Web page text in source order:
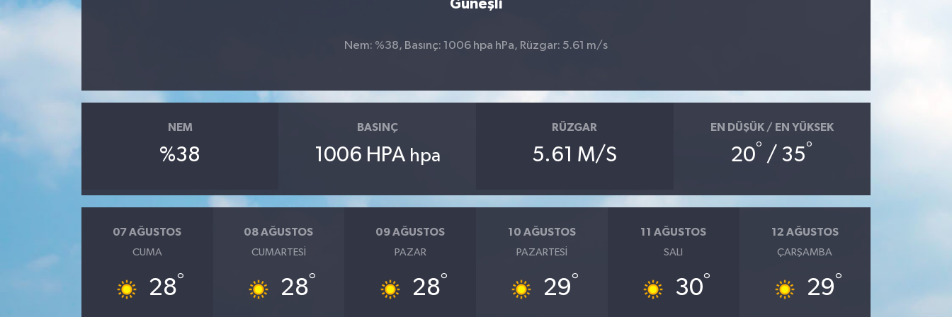
Güneşli
Nem: %38, Basınç: 1006 hpa hPa, Rüzgar: 5.61 m/s
NEM
%38
BASINÇ
1006 HPA hpa
RÜZGAR
5.61 M/S
EN DÜŞÜK / EN YÜKSEK
20° / 35°
07 AĞUSTOS
CUMA
28°
08 AĞUSTOS
CUMARTESI
28°
09 AĞUSTOS
PAZAR
28°
10 AĞUSTOS
PAZARTESI
29°
11 AĞUSTOS
SALI
30°
12 AĞUSTOS
ÇARŞAMBA
29°